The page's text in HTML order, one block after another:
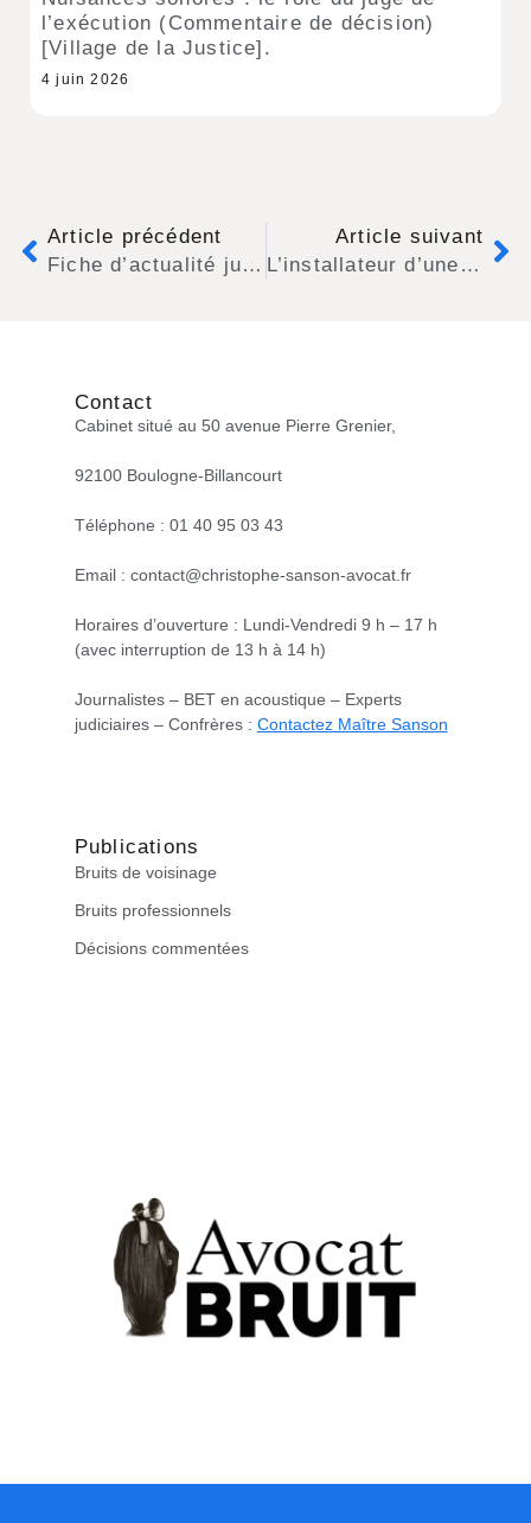
l’exécution (Commentaire de décision)
[Village de la Justice].
4 juin 2026
Article précédent
Fiche d’actualité juridique n°3 – Au secours ! La dark-kitchen en bas de chez moi fait trop de bruit !
Article suivant
L’installateur d’une pompe à chaleur trop bruyante doit répondre de toutes les condamnations prononcées à l’encontre de son propriétaire (Commentaire de décision)
Publications
Bruits de voisinage
Bruits professionnels
Décisions commentées
Contact
Cabinet situé au 50 avenue Pierre Grenier,
92100 Boulogne-Billancourt
Téléphone : 01 40 95 03 43
Email : contact@christophe-sanson-avocat.fr
Horaires d’ouverture : Lundi-Vendredi 9 h – 17 h
(avec interruption de 13 h à 14 h)
Journalistes – BET en acoustique – Experts
judiciaires – Confrères : Contactez Maître Sanson